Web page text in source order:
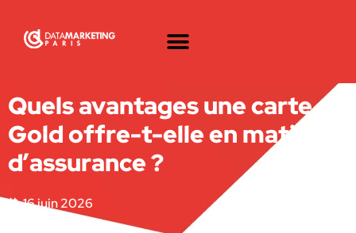
Quels avantages une carte
Gold offre-t-elle en matière
d’assurance ?
16 juin 2026